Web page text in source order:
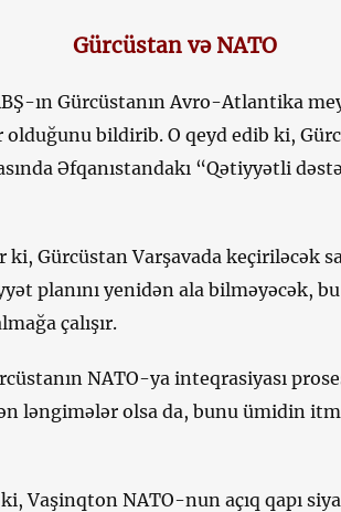
Gürcüstan və NATO
ın Gürcüstanın Avro-Atlantika
olduğunu bildirib. O qeyd edib ki,
Əfqanıstandakı “Qətiyyətli
ki, Gürcüstan Varşavada keçiriləcək
planını yenidən ala bilməyəcək,
çalışır.
NATO-ya inteqrasiyası
ləngimələr olsa da, bunu ümidin
Vaşinqton NATO-nun açıq qapı